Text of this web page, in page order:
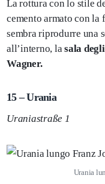
La rottura con lo stile
cemento armato con la
sembra riprodurre una
all’interno, lasala
Wagner.
15 – Urania
Uraniastraße 1
Urania